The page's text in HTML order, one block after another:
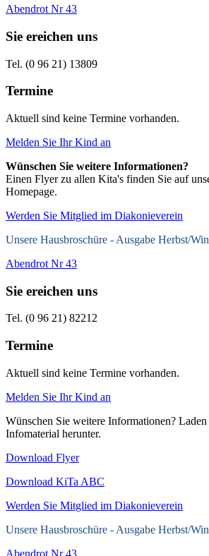
Abendrot Nr 43
Sie ereichen uns
Tel. (0 96 21) 13809
Termine
Aktuell sind keine Termine vorhanden.
Melden Sie Ihr Kind an
Wünschen Sie weitere Informationen?
Einen Flyer zu allen Kita's finden Sie auf
Homepage.
Werden Sie Mitglied im Diakonieverein
Unsere Hausbroschüre - Ausgabe Herbst/
Abendrot Nr 43
Sie ereichen uns
Tel. (0 96 21) 82212
Termine
Aktuell sind keine Termine vorhanden.
Melden Sie Ihr Kind an
Wünschen Sie weitere Informationen? Laden
Infomaterial herunter.
Download Flyer
Download KiTa ABC
Werden Sie Mitglied im Diakonieverein
Unsere Hausbroschüre - Ausgabe Herbst/
Abendrot Nr 43